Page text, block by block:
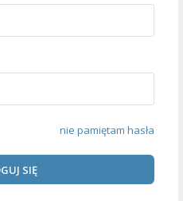
nie pamiętam hasła
SIĘ